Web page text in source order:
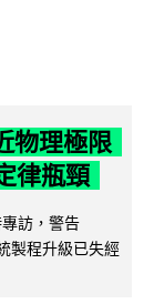
物理極限
律瓶頸
訪，警告
製程升級已失經